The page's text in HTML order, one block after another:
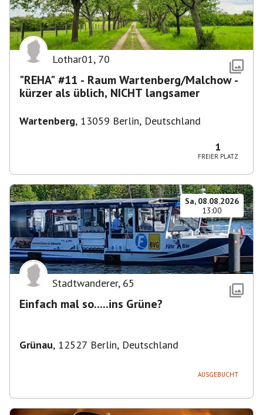
Lothar01, 70
"REHA" #11 - Raum Wartenberg/Malchow -
kürzer als üblich, NICHT langsamer
Wartenberg, 13059 Berlin, Deutschland
1
FREIER PLATZ
Sa, 08.08.2026
13:00
Stadtwanderer, 65
Einfach mal so.....ins Grüne?
Grünau, 12527 Berlin, Deutschland
AUSGEBUCHT